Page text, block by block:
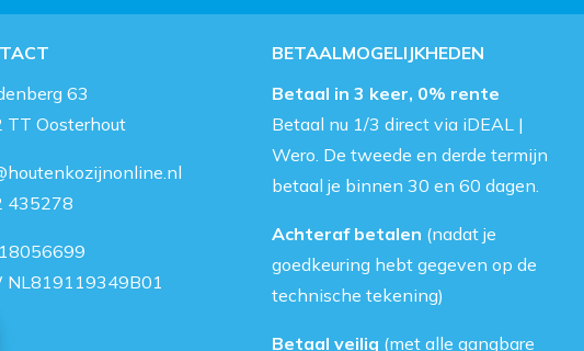
63
TT Oosterhout
435278
NL819119349B01
BETAALMOGELIJKHEDEN
Betaal in 3 keer, 0% rente
Betaal nu 1/3 direct via iDEAL |
Wero. De tweede en derde termijn
betaal je binnen 30 en 60 dagen.
Achteraf betalen (nadat je
goedkeuring hebt gegeven op de
technische tekening)
Betaal veilig (met alle gangbare